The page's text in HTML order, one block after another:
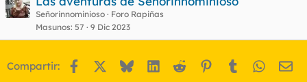
Señorinnominioso
Foro Rapiñas
Masunos 57 9 Dic 2023
Compartir: Facebook BlueskyLinkedIn
Reddit Pinterest
Tumblr